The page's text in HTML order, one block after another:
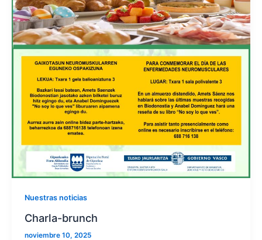
Nuestras noticias
Charla-brunch
noviembre 10, 2025